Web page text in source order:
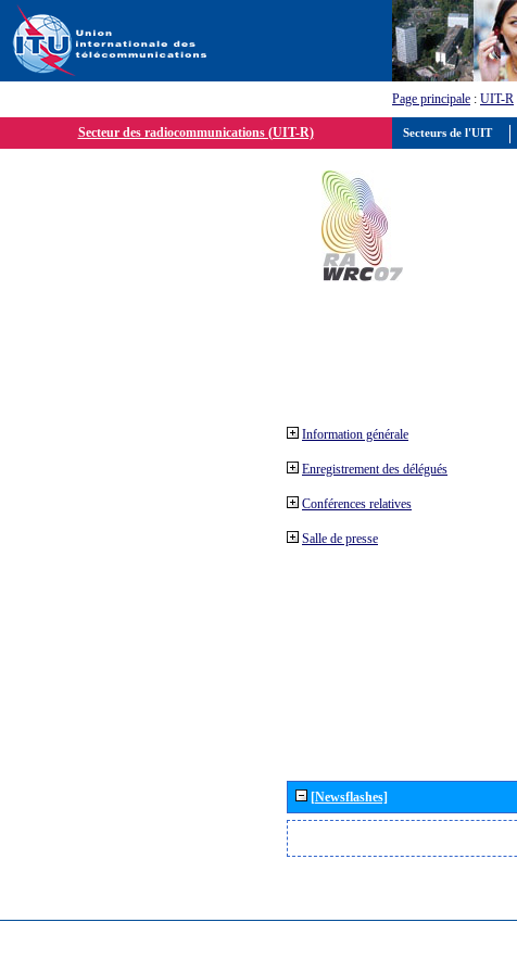
Page principale : UIT-R
Secteur des radiocommunications (UIT-R)
Information générale
Enregistrement des délégués
Conférences relatives
Salle de presse
[Newsflashes]
Secteurs de l'UIT